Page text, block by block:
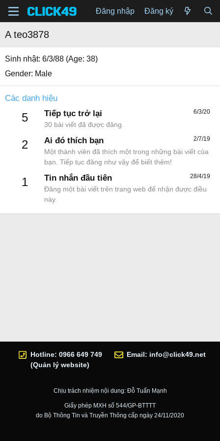
Đăng nhập Đăng ký
A teo3878
Sinh nhật 6/3/88 (Age: 38)
Gender Male
Các danh hiệu
5 6/3/20
Tiếp tục trở lại
30 bài viết đã được đăng.
2 2/7/19
Ai đó thích bạn
Một thành viên đã thích một trong những bài viết của
bạn. Tiếp tục đăng như vậy để biết thêm!
1 28/4/19
Tin nhắn đầu tiên
Đăng một bài viết trên trang web để nhận được điều
này.
Hotline: 0966 649 749
(Quản lý website)
Email: info@click49.net
Chịu trách nhiệm nội dung: Đỗ Tuấn Mạnh
Giấy phép MXH số 544/GP-BTTTT
do Bộ Thông Tin và Truyền Thông cấp ngày 24/11/2020